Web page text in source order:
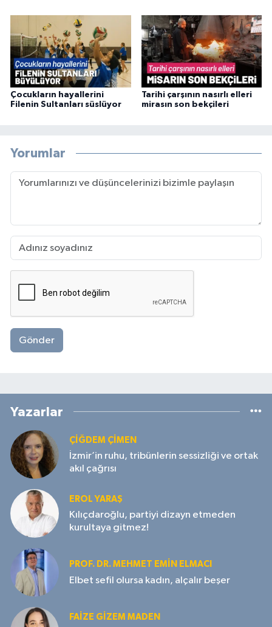
Çocukların hayallerini
Filenin Sultanları süslüyor
Tarihi çarşının nasırlı elleri
mirasın son bekçileri
Yorumlar
Gönder
Yazarlar
ÇIĞDEM ÇIMEN
İzmir’in ruhu, tribünlerin sessizliği ve ortak
akıl çağrısı
EROL YARAŞ
Kılıçdaroğlu, partiyi dizayn etmeden
kurultaya gitmez!
PROF. DR. MEHMET EMIN ELMACI
Elbet sefil olursa kadın, alçalır beşer
FAIZE GIZEM MADEN